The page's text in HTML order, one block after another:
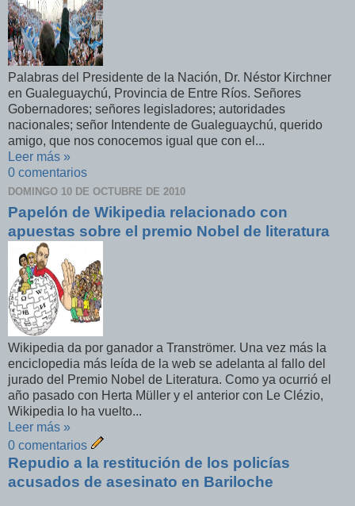
Palabras del Presidente de la Nación, Dr. Néstor Kirchner
en Gualeguaychú, Provincia de Entre Ríos. Señores
Gobernadores; señores legisladores; autoridades
nacionales; señor Intendente de Gualeguaychú, querido
amigo, que nos conocemos igual que con el...
Leer más »
0 comentarios
DOMINGO 10 DE OCTUBRE DE 2010
Papelón de Wikipedia relacionado con
apuestas sobre el premio Nobel de literatura
Wikipedia da por ganador a Tranströmer. Una vez más la
enciclopedia más leída de la web se adelanta al fallo del
jurado del Premio Nobel de Literatura. Como ya ocurrió el
año pasado con Herta Müller y el anterior con Le Clézio,
Wikipedia lo ha vuelto...
Leer más »
0 comentarios
Repudio a la restitución de los policías
acusados de asesinato en Bariloche